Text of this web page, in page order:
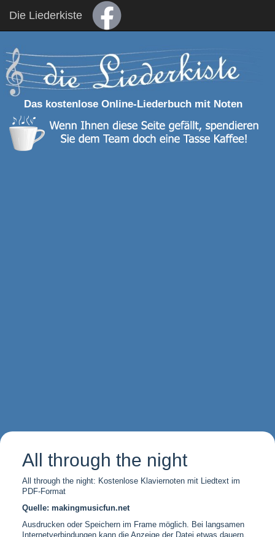
Die Liederkiste
Das kostenlose Online-Liederbuch mit Noten
All through the night
All through the night: Kostenlose Klaviernoten mit Liedtext im
PDF-Format
Quelle: makingmusicfun.net
Ausdrucken oder Speichern im Frame möglich. Bei langsamen
Internetverbindungen kann die Anzeige der Datei etwas dauern,